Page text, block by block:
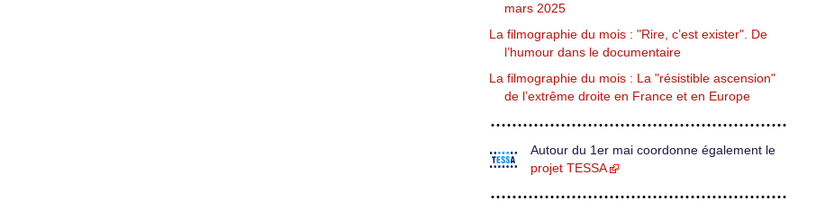
mars 2025
La filmographie du mois : "Rire, c’est exister". De
l’humour dans le documentaire
La filmographie du mois : La "résistible ascension"
de l’extrême droite en France et en Europe
Autour du 1er mai coordonne également le
projet TESSA